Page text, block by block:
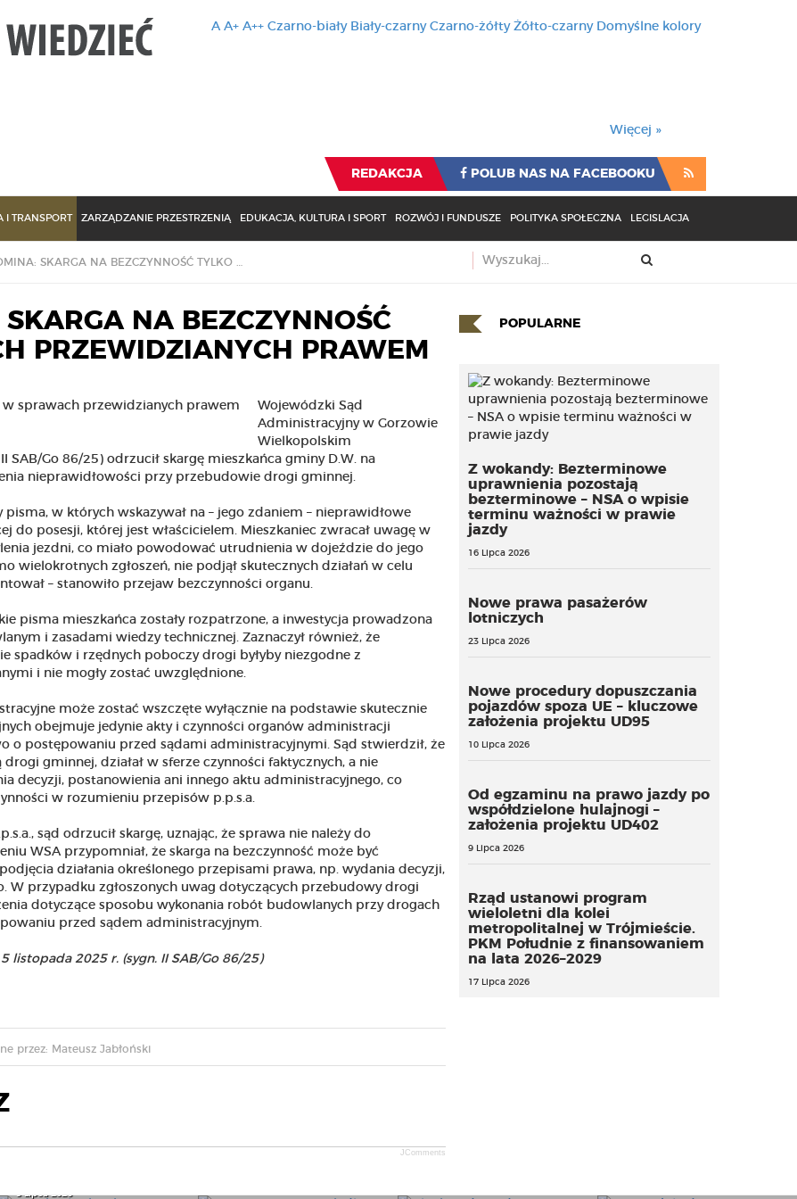
A A+ A++ Czarno-biały Biały-czarny Czarno-żółty Żółto-czarny Domyślne kolory
Więcej »
REDAKCJA POLUB NAS NA FACEBOOKU
I TRANSPORT ZARZĄDZANIE PRZESTRZENIĄ EDUKACJA, KULTURA I SPORT ROZWÓJ I FUNDUSZE POLITYKA SPOŁECZNA LEGISLACJA
NA BEZCZYNNOŚĆ
PRZEWIDZIANYCH PRAWEM
Wojewódzki Sąd
Administracyjny w Gorzowie
Wielkopolskim
Go 86/25) odrzucił skargę mieszkańca gminy D.W. na
nieprawidłowości przy przebudowie drogi gminnej.
w których wskazywał na – jego zdaniem – nieprawidłowe
do posesji, której jest właścicielem. Mieszkaniec zwracał uwagę w
jezdni, co miało powodować utrudnienia w dojeździe do jego
wielokrotnych zgłoszeń, nie podjął skutecznych działań w celu
– stanowiło przejaw bezczynności organu.
pisma mieszkańca zostały rozpatrzone, a inwestycja prowadzona
i zasadami wiedzy technicznej. Zaznaczył również, że
spadków i rzędnych poboczy drogi byłyby niezgodne z
i nie mogły zostać uwzględnione.
może zostać wszczęte wyłącznie na podstawie skutecznie
obejmuje jedynie akty i czynności organów administracji
o postępowaniu przed sądami administracyjnymi. Sąd stwierdził, że
gminnej, działał w sferze czynności faktycznych, a nie
decyzji, postanowienia ani innego aktu administracyjnego, co
w rozumieniu przepisów p.p.s.a.
sąd odrzucił skargę, uznając, że sprawa nie należy do
WSA przypomniał, że skarga na bezczynność może być
działania określonego przepisami prawa, np. wydania decyzji,
W przypadku zgłoszonych uwag dotyczących przebudowy drogi
dotyczące sposobu wykonania robót budowlanych przy drogach
przed sądem administracyjnym.
listopada 2025 r. (sygn. II SAB/Go 86/25)
przez: Mateusz Jabłoński
JComments
POPULARNE
Z wokandy: Bezterminowe
uprawnienia pozostają
bezterminowe – NSA o wpisie
terminu ważności w prawie
jazdy
16 Lipca 2026
Nowe prawa pasażerów
lotniczych
23 Lipca 2026
Nowe procedury dopuszczania
pojazdów spoza UE – kluczowe
założenia projektu UD95
10 Lipca 2026
Od egzaminu na prawo jazdy po
współdzielone hulajnogi –
założenia projektu UD402
9 Lipca 2026
Rząd ustanowi program
wieloletni dla kolei
metropolitalnej w Trójmieście.
PKM Południe z finansowaniem
na lata 2026–2029
17 Lipca 2026
9 Lipca 2026